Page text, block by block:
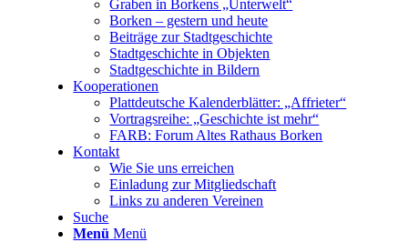
Graben in Borkens „Unterwelt“
Borken – gestern und heute
Beiträge zur Stadtgeschichte
Stadtgeschichte in Objekten
Stadtgeschichte in Bildern
Kooperationen
Plattdeutsche Kalenderblätter: „Affrieter“
Vortragsreihe: „Geschichte ist mehr“
FARB: Forum Altes Rathaus Borken
Kontakt
Wie Sie uns erreichen
Einladung zur Mitgliedschaft
Links zu anderen Vereinen
Suche
Menü Menü